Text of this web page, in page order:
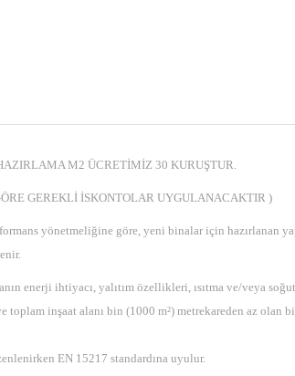
M2 ÜCRETİMİZ 30 KURUŞTUR.
GEREKLİ İSKONTOLAR UYGULANACAKTIR )
yönetmeliğine göre, yeni binalar için hazırlanan
enerji ihtiyacı, yalıtım özellikleri, ısıtma ve/veya
toplam inşaat alanı bin (1000 m²) metrekareden az
EN 15217 standardına uyulur.